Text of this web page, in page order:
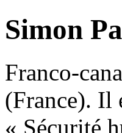
Simon
Franco-
(France). Il
« Sécurité